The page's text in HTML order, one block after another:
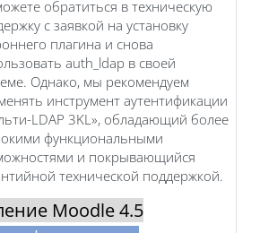
обратиться в техническую
с заявкой на установку
плагина и снова
auth_ldap в своей
Однако, мы рекомендуем
инструмент аутентификации
LDAP 3KL», обладающий более
функциональными
и покрывающийся
технической поддержкой.
Moodle 4.5